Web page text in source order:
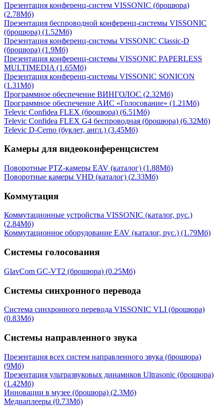
Презентация конференц-систем VISSONIC (брошюра)
(2.78Мб)
Презентация беспроводной конференц-системы VISSONIC
(брошюра) (1.52Мб)
Презентация конференц-системы VISSONIC Classic-D
(брошюра) (1.9Мб)
Презентация конференц-системы VISSONIC PAPERLESS
MULTIMEDIA (1.65Мб)
Презентация конференц-системы VISSONIC SONICON
(1.31Мб)
Программное обеспечение ВИНГОЛОС (2.32Мб)
Программное обеспечение АИС «Голосование» (1.21Мб)
Televic Confidea FLEX (брошюра) (6.51Мб)
Televic Confidea FLEX G4 беспроводная (брошюра) (6.32Мб)
Televic D-Cerno (буклет, англ.) (3.45Мб)
Камеры для видеоконференцсистем
Поворотные PTZ-камеры EAV (каталог) (1.88Мб)
Поворотные камеры VHD (каталог) (2.33Мб)
Коммутация
Коммутационные устройства VISSONIC (каталог, рус.)
(2.84Мб)
Коммутационное оборудование EAV (каталог, рус.) (1.79Мб)
Системы голосования
GlavCom GC-VT2 (брошюра) (0.25Мб)
Системы синхронного перевода
Система синхронного перевода VISSONIC VLI (брошюра)
(0.83Мб)
Системы направленного звука
Презентация всех систем направленного звука (брошюра)
(9Мб)
Презентация ультразвуковых динамиков Ultrasonic (брошюра)
(1.42Мб)
Инновации в музее (брошюра) (2.3Мб)
Медиаплееры (0.73Мб)